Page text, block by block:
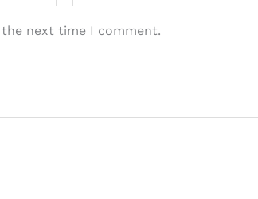
next time I comment.